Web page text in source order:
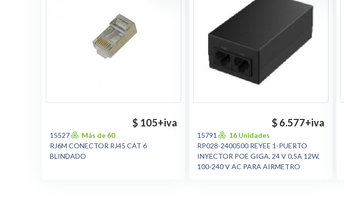
$ 105+iva
15527
Más de 60
RJ6M CONECTOR RJ45 CAT 6
BLINDADO
$ 6.577+iva
15791
16 Unidades
RP028-2400500 REYEE 1-PUERTO
INYECTOR POE GIGA, 24 V 0,5A 12W,
100-240 V AC PARA AIRMETRO